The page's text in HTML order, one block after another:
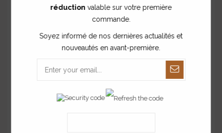
réduction valable sur votre première
commande.
Soyez informé de nos dernières actualités et
nouveautés en avant-première.